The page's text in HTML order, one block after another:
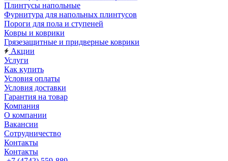
Плинтусы напольные
Фурнитура для напольных плинтусов
Пороги для пола и ступеней
Ковры и коврики
Грязезащитные и придверные коврики
Акции
Услуги
Как купить
Условия оплаты
Условия доставки
Гарантия на товар
Компания
О компании
Вакансии
Сотрудничество
Контакты
Контакты